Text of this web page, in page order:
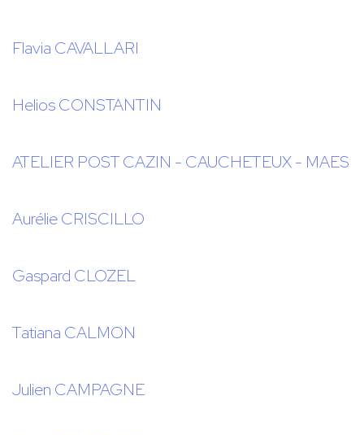
Flavia CAVALLARI
Helios CONSTANTIN
ATELIER POST CAZIN - CAUCHETEUX - MAES
Aurélie CRISCILLO
Gaspard CLOZEL
Tatiana CALMON
Julien CAMPAGNE